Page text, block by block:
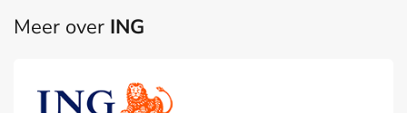
Meer over ING